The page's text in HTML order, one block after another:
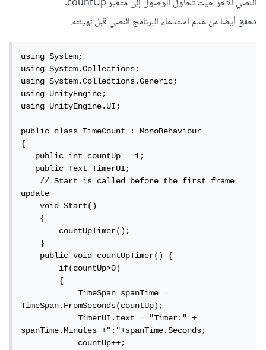
النصي الآخر حيث تحاول الوصول إلى متغير countUp.
تحقق أيضًا من عدم استدعاء البرنامج النصي قبل تهيئته.
using System;
using System.Collections;
using System.Collections.Generic;
using UnityEngine;
using UnityEngine.UI;
public class TimeCount : MonoBehaviour
{
   public int countUp = 1;
   public Text TimerUI;
    // Start is called before the first frame
update
    void Start()
    {
        countUpTimer();
    }
    public void countUpTimer() {
        if(countUp>0)
        {
            TimeSpan spanTime =
TimeSpan.FromSeconds(countUp);
            TimerUI.text = "Timer:" +
spanTime.Minutes +":"+spanTime.Seconds;
            countUp++;